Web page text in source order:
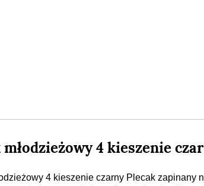
młodzieżowy 4 kieszenie
4 kieszenie czarny Plecak zapinany